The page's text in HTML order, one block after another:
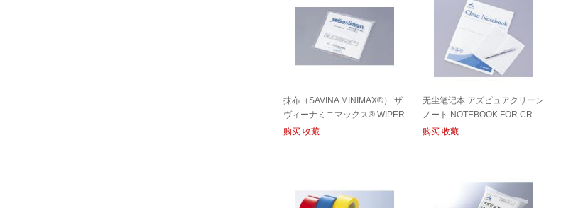
抹布（SAVINA MINIMAX®） ザ
ヴィーナミニマックス® WIPER
FOR CR
购买 收藏
无尘笔记本 アズピュアクリーン
ノート NOTEBOOK FOR CR
购买 收藏